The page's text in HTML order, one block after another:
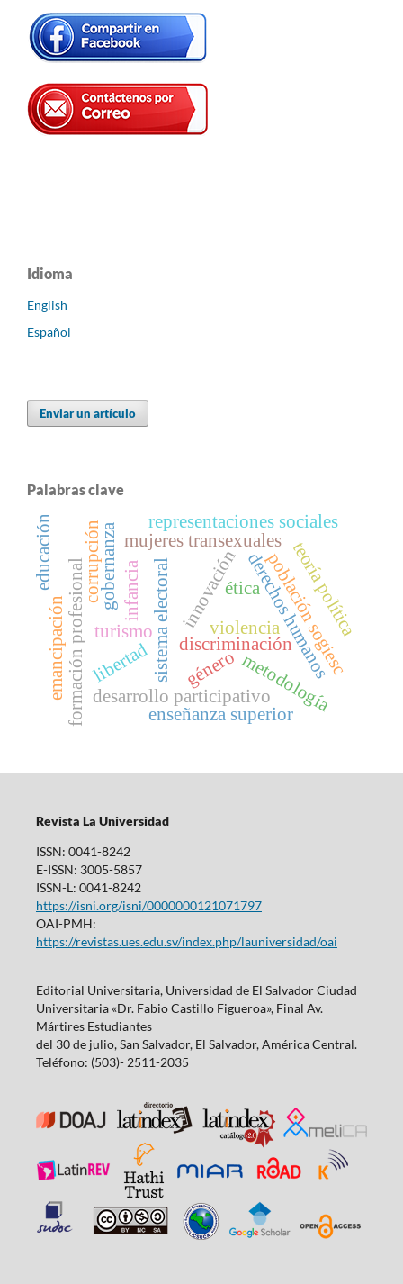
Idioma
English
Español
Enviar un artículo
Palabras clave
derechos humanos
discriminación
mujeres transexuales
población sogiesc
sistema electoral
desarrollo participativo
gobernanza innovación
turismo
formación profesional
representaciones sociales
enseñanza superior
emancipación libertad
teoría política
violencia
infancia
corrupción ética
educación
metodología
género
Revista La Universidad
ISSN: 0041-8242
E-ISSN: 3005-5857
ISSN-L: 0041-8242
https://isni.org/isni/0000000121071797
OAI-PMH:
https://revistas.ues.edu.sv/index.php/launiversidad/oai
Editorial Universitaria, Universidad de El Salvador Ciudad
Universitaria «Dr. Fabio Castillo Figueroa», Final Av.
Mártires Estudiantes
del 30 de julio, San Salvador, El Salvador, América Central.
Teléfono: (503)- 2511-2035